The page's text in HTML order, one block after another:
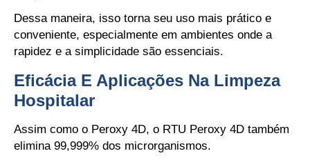
Dessa maneira, isso torna seu uso mais prático e
conveniente, especialmente em ambientes onde a
rapidez e a simplicidade são essenciais.
Eficácia E Aplicações Na Limpeza
Hospitalar
Assim como o Peroxy 4D, o RTU Peroxy 4D também
elimina 99,999% dos microrganismos.